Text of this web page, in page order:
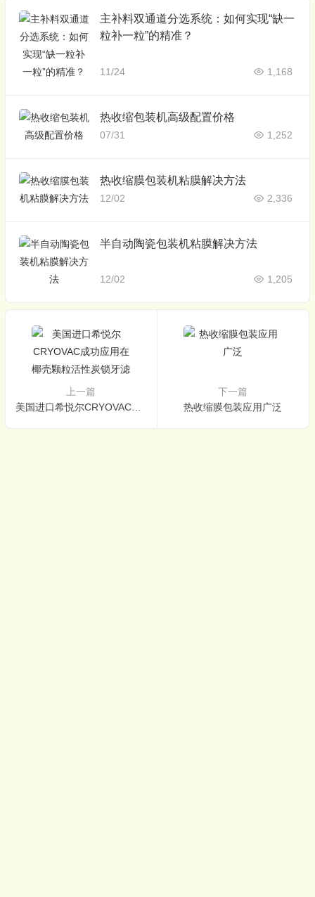
主补料双通道分选系统：如何实现“缺一
粒补一粒”的精准？
11/24 1,168
热收缩包装机高级配置价格
07/31 1,252
热收缩膜包装机粘膜解决方法
12/02 2,336
半自动陶瓷包装机粘膜解决方法
12/02 1,205
上一篇
美国进口希悦尔CRYOVAC成功应用在椰壳颗粒活性炭锁牙滤芯
下一篇
热收缩膜包装应用广泛